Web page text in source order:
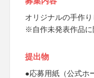
オリジナルの手作り
※自作未発表作品に
提出物
●応募用紙（公式ホ